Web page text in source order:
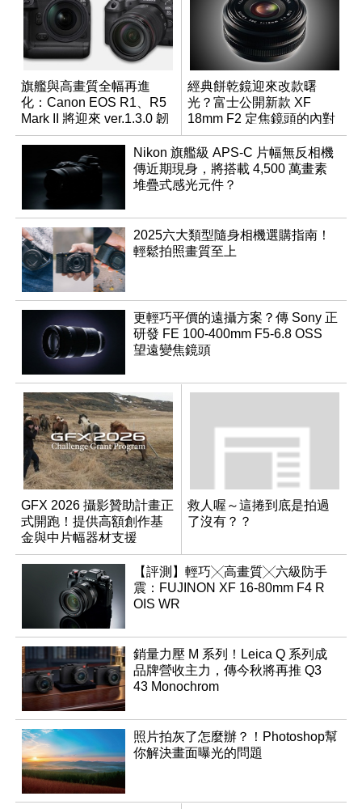
旗艦與高畫質全幅再進
化：Canon EOS R1、R5
Mark II 將迎來 ver.1.3.0 韌
體更新
經典餅乾鏡迎來改款曙
光？富士公開新款 XF
18mm F2 定焦鏡頭的內對
焦專利
Nikon 旗艦級 APS-C 片幅無反相機
傳近期現身，將搭載 4,500 萬畫素
堆疊式感光元件？
2025六大類型隨身相機選購指南！
輕鬆拍照畫質至上
更輕巧平價的遠攝方案？傳 Sony 正
研發 FE 100-400mm F5-6.8 OSS
望遠變焦鏡頭
GFX 2026 攝影贊助計畫正
式開跑！提供高額創作基
金與中片幅器材支援
救人喔～這捲到底是拍過
了沒有？？
【評測】輕巧╳高畫質╳六級防手
震：FUJINON XF 16-80mm F4 R
OIS WR
銷量力壓 M 系列！Leica Q 系列成
品牌營收主力，傳今秋將再推 Q3
43 Monochrom
照片拍灰了怎麼辦？！Photoshop幫
你解決畫面曝光的問題